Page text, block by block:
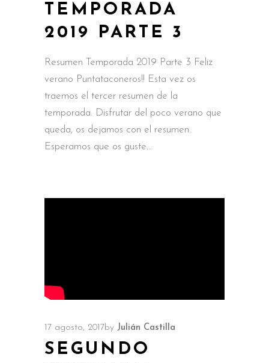
TEMPORADA
2019 PARTE 3
Resumen Temporada 2019 Parte 3 Feliz
verano Puntataconeros!! Esta vez os
traemos el tercer resumen de la
temporada. Disfrutar del poco verano que
queda, os dejamos con el resumen.
Esperamos que os guste.
17 agosto, 2017by Julián Castilla
SEGUNDO